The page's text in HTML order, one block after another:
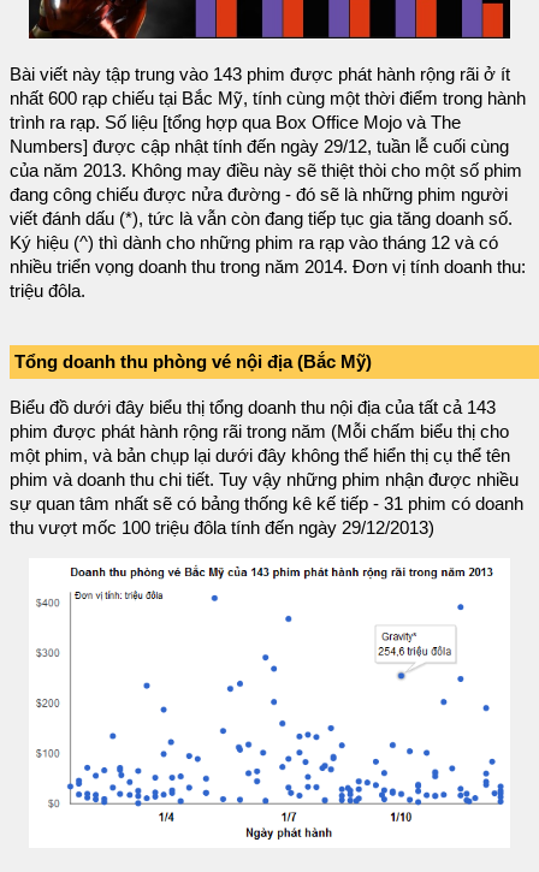
Bài viết này tập trung vào 143 phim được phát hành rộng rãi ở ít
nhất 600 rạp chiếu tại Bắc Mỹ, tính cùng một thời điểm trong hành
trình ra rạp. Số liệu [tổng hợp qua Box Office Mojo và The
Numbers] được cập nhật tính đến ngày 29/12, tuần lễ cuối cùng
của năm 2013. Không may điều này sẽ thiệt thòi cho một số phim
đang công chiếu được nửa đường - đó sẽ là những phim người
viết đánh dấu (*), tức là vẫn còn đang tiếp tục gia tăng doanh số.
Ký hiệu (^) thì dành cho những phim ra rạp vào tháng 12 và có
nhiều triển vọng doanh thu trong năm 2014. Đơn vị tính doanh thu:
triệu đôla.
Tổng doanh thu phòng vé nội địa (Bắc Mỹ)
Biểu đồ dưới đây biểu thị tổng doanh thu nội địa của tất cả 143
phim được phát hành rộng rãi trong năm (Mỗi chấm biểu thị cho
một phim, và bản chụp lại dưới đây không thể hiển thị cụ thể tên
phim và doanh thu chi tiết. Tuy vậy những phim nhận được nhiều
sự quan tâm nhất sẽ có bảng thống kê kế tiếp - 31 phim có doanh
thu vượt mốc 100 triệu đôla tính đến ngày 29/12/2013)